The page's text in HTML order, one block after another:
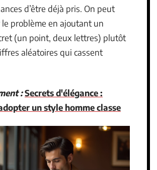
d’être déjà pris. On peut
problème en ajoutant un
(un point, deux lettres) plutôt
aléatoires qui cassent
:Secrets d'élégance :
un style homme classe